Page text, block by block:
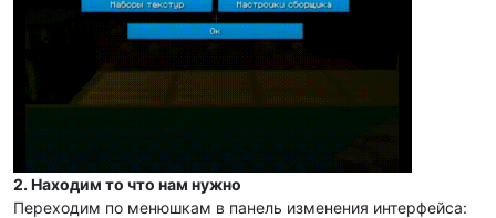
2. Находим то что нам нужно
Переходим по менюшкам в панель изменения интерфейса: